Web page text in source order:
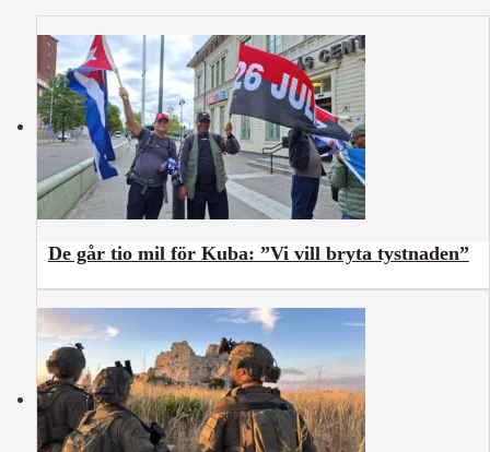
De går tio mil för Kuba: ”Vi vill bryta tystnaden”